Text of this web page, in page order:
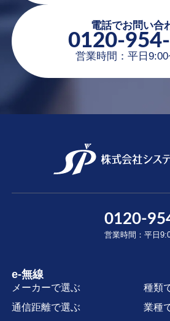
電話でお問い合
0120-
営業時間：平日
0120-
営業時間：平日
e-無線
メーカーで選ぶ
種類
通信距離で選ぶ
業種